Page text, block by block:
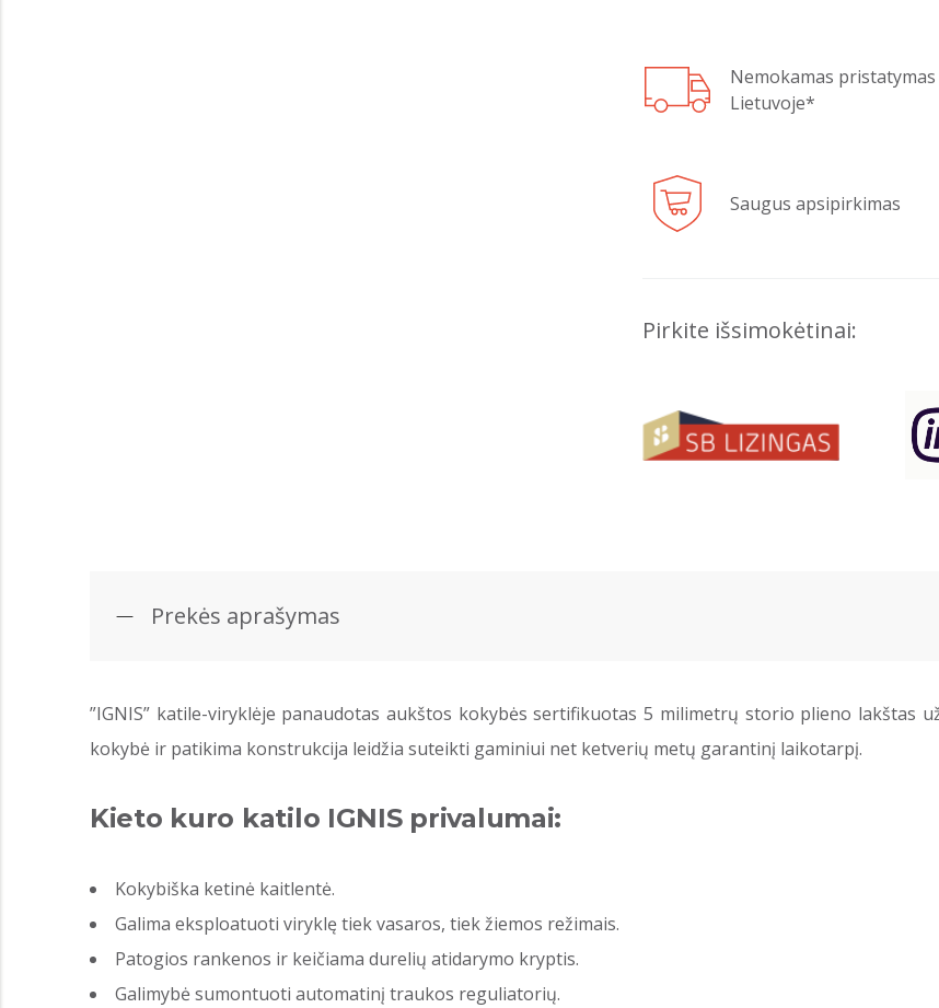
Nemokamas pristatymas
Lietuvoje*
Saugus apsipirkimas
Pirkite išsimokėtinai:
Prekės aprašymas
”IGNIS” katile-viryklėje panaudotas aukštos kokybės sertifikuotas 5 milimetrų storio plieno lakštas
kokybė ir patikima konstrukcija leidžia suteikti gaminiui net ketverių metų garantinį laikotarpį.
Kieto kuro katilo IGNIS privalumai:
Kokybiška ketinė kaitlentė.
Galima eksploatuoti viryklę tiek vasaros, tiek žiemos režimais.
Patogios rankenos ir keičiama durelių atidarymo kryptis.
Galimybė sumontuoti automatinį traukos reguliatorių.